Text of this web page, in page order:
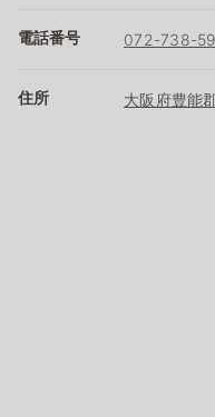
電話番号 072-738-
住所 大阪府豊能